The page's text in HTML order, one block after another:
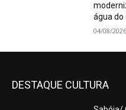
água do
04/08/2026
DESTAQUE CULTURA